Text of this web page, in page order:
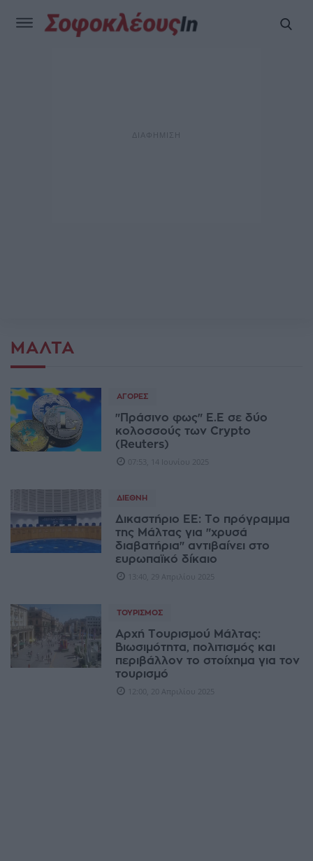
ΜΆΛΤΑ
ΑΓΟΡΈΣ
"Πράσινο φως" Ε.Ε σε δύο
κολοσσούς των Crypto
(Reuters)
07:53, 14 Ιουνίου 2025
ΔΙΕΘΝΉ
Δικαστήριο ΕΕ: Το πρόγραμμα
της Μάλτας για "χρυσά
διαβατήρια" αντιβαίνει στο
ευρωπαϊκό δίκαιο
13:40, 29 Απριλίου 2025
ΤΟΥΡΙΣΜΌΣ
Αρχή Τουρισμού Μάλτας:
Βιωσιμότητα, πολιτισμός και
περιβάλλον το στοίχημα για τον
τουρισμό
12:00, 20 Απριλίου 2025